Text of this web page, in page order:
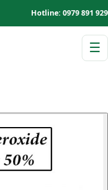
Hotline: 0979 891 929
☰